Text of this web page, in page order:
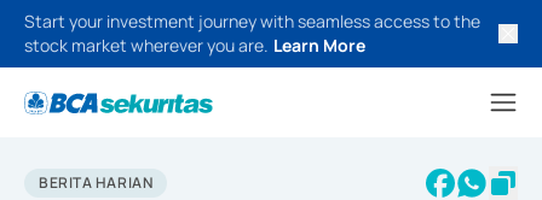
Start your investment journey with seamless access to the
stock market wherever you are. Learn More
BERITA HARIAN